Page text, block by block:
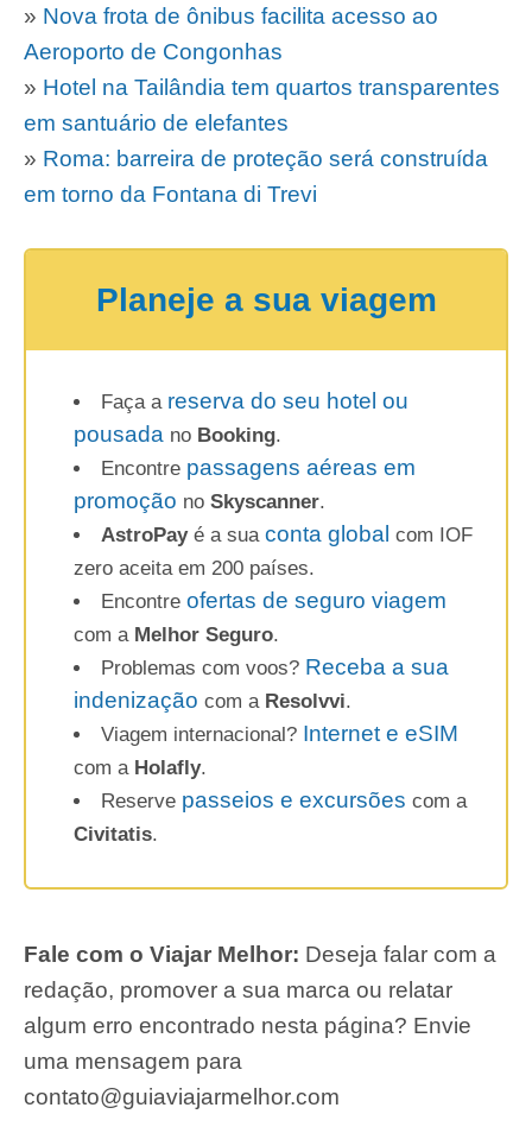
» Nova frota de ônibus facilita acesso ao
Aeroporto de Congonhas
» Hotel na Tailândia tem quartos transparentes
em santuário de elefantes
» Roma: barreira de proteção será construída
em torno da Fontana di Trevi
Planeje a sua viagem
Faça a reserva do seu hotel ou
pousada no Booking.
Encontre passagens aéreas em
promoção no Skyscanner.
AstroPayé a sua conta global com IOF
zero aceita em 200 países.
Encontre ofertas de seguro viagem
com a Melhor Seguro.
Problemas com voos? Receba a sua
indenização com a Resolvvi.
Viagem internacional? Internet e eSIM
com a Holafly.
Reserve passeios e excursões com a
Civitatis.
Fale com o Viajar Melhor: Deseja falar com a
redação, promover a sua marca ou relatar
algum erro encontrado nesta página? Envie
uma mensagem para
contato@guiaviajarmelhor.com